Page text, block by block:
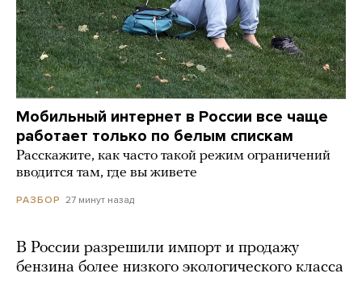
Мобильный интернет в России все чаще
работает только по белым спискам
Расскажите, как часто такой режим ограничений
вводится там, где вы живете
РАЗБОР 27 минут назад
В России разрешили импорт и продажу
бензина более низкого экологического класса